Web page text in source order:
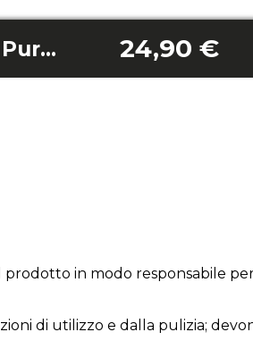
Tubo di aspirazione dell'olio sonoro Purearoma 3000 24,90 €
in modo responsabile
di utilizzo e dalla pulizia;